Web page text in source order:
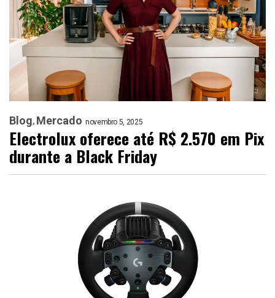
Blog Mercado novembro 5, 2025
Electrolux oferece até R$ 2.570 em Pix
durante a Black Friday